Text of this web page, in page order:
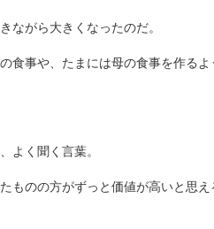
ながら大きくなったのだ。
食事や、たまには母の食事を作るよ
よく聞く言葉。
ものの方がずっと価値が高いと思